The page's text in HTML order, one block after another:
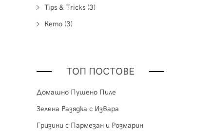
Tips & Tricks (3)
Кето (3)
ТОП ПОСТОВЕ
Домашно Пушено Пиле
Зелена Разядка с Извара
Гризини с Пармезан и Розмарин